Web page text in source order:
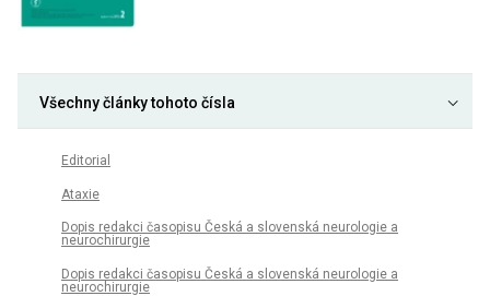
Všechny články tohoto čísla
Editorial
Ataxie
Dopis redakci časopisu Česká a slovenská neurologie a
neurochirurgie
Dopis redakci časopisu Česká a slovenská neurologie a
neurochirurgie